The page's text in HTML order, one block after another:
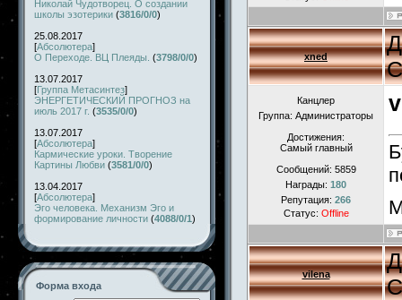
Николай Чудотворец. О создании
школы эзотерики (3816/0/0)
25.08.2017
[Абсолютера]
О Переходе. ВЦ Плеяды. (3798/0/0)
13.07.2017
[Группа Метасинтез]
ЭНЕРГЕТИЧЕСКИЙ ПРОГНОЗ на
июль 2017 г. (3535/0/0)
13.07.2017
[Абсолютера]
Кармические уроки. Творение
Картины Любви (3581/0/0)
13.04.2017
[Абсолютера]
Эго человека. Механизм Эго и
формирование личности (4088/0/1)
Форма входа
xned
Канцлер
Группа: Администраторы
Достижения:
Самый главный
Сообщений: 5859
Награды: 180
Репутация: 266
Статус: Offline
vilena